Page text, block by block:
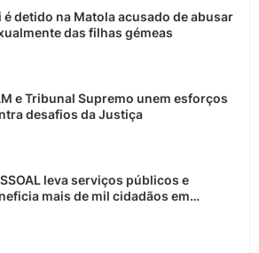
é detido na Matola acusado de abusar
das filhas gémeas
e Tribunal Supremo unem esforços
desafios da Justiça
leva serviços públicos e
mais de mil cidadãos em